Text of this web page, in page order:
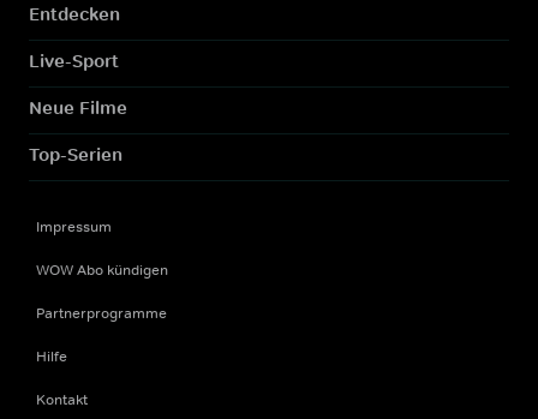
Entdecken
Live-Sport
Neue Filme
Top-Serien
Impressum
WOW Abo kündigen
Partnerprogramme
Hilfe
Kontakt